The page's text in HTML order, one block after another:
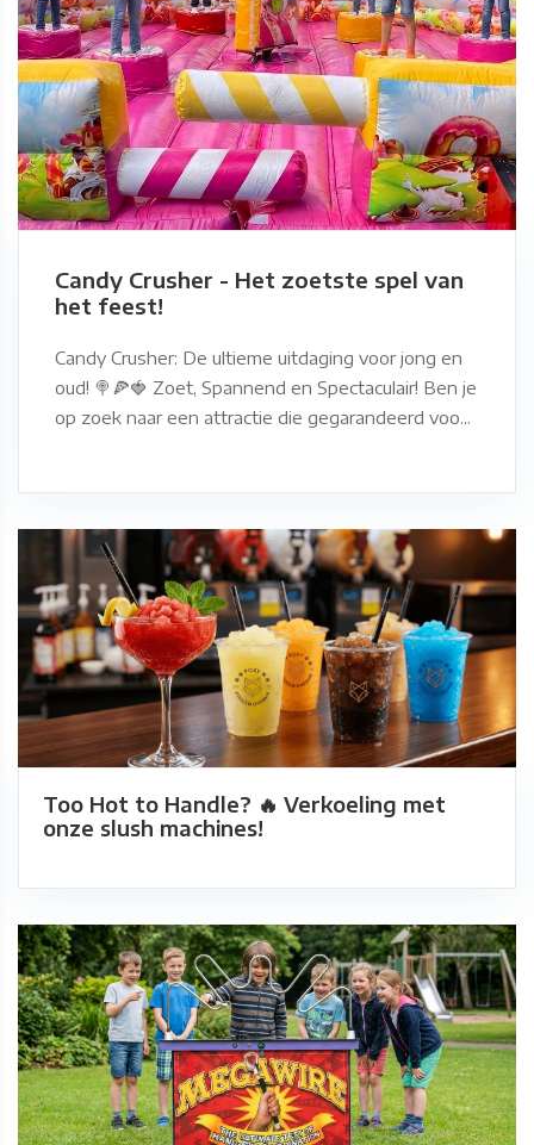
Candy Crusher - Het zoetste spel van
het feest!
Candy Crusher: De ultieme uitdaging voor jong en
oud! 🍭🍕🍓 Zoet, Spannend en Spectaculair! Ben je
op zoek naar een attractie die gegarandeerd voo...
Too Hot to Handle? 🔥 Verkoeling met
onze slush machines!